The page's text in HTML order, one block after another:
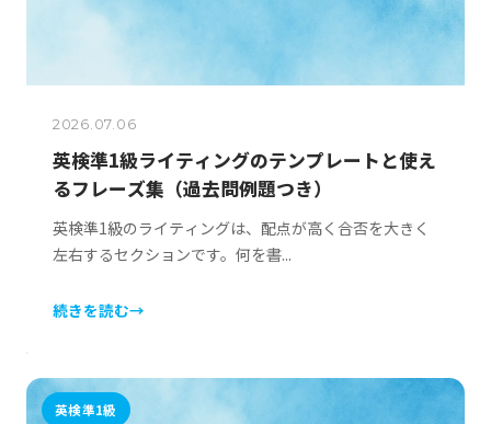
2026.07.06
英検準1級ライティングのテンプレートと使え
るフレーズ集（過去問例題つき）
英検準1級のライティングは、配点が高く合否を大きく
左右するセクションです。何を書...
続きを読む→
英検準1級